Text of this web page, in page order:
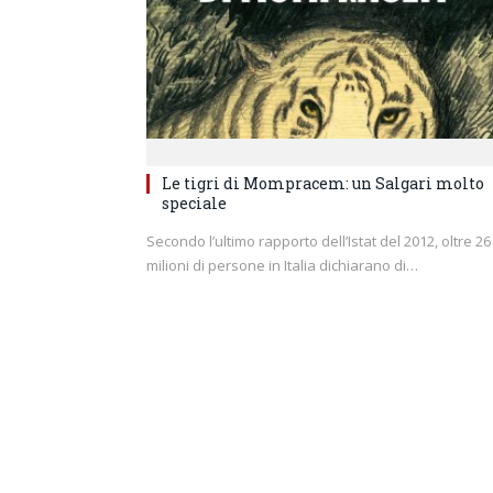
Le tigri di Mompracem: un Salgari molto
speciale
Secondo l’ultimo rapporto dell’Istat del 2012, oltre 26
milioni di persone in Italia dichiarano di…